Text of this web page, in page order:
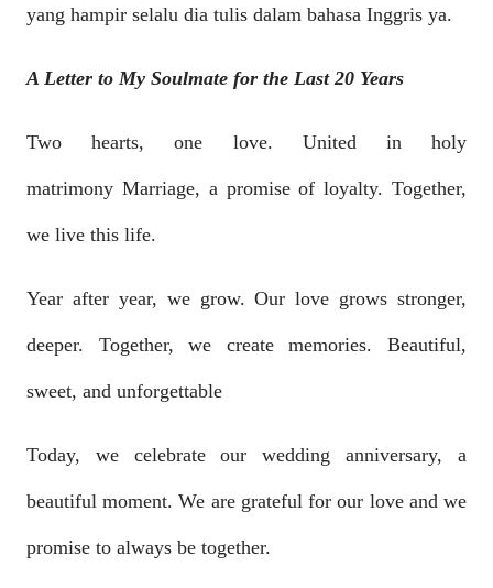
yang hampir selalu dia tulis dalam bahasa Inggris ya.
A Letter to My Soulmate for the Last 20 Years
Two hearts, one love. United in holy
matrimony Marriage, a promise of loyalty. Together,
we live this life.
Year after year, we grow. Our love grows stronger,
deeper. Together, we create memories. Beautiful,
sweet, and unforgettable
Today, we celebrate our wedding anniversary, a
beautiful moment.We are grateful for our love and we
promise to always be together.